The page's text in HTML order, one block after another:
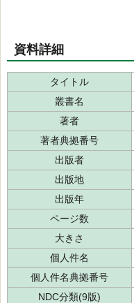
資料詳細
タイトル
叢書名
著者
著者典拠番号
出版者
出版地
出版年
ページ数
大きさ
個人件名
個人件名典拠番号
NDC分類(9版)